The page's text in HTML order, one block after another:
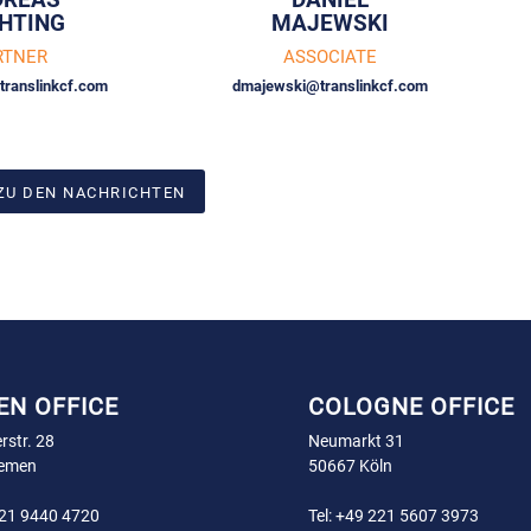
MAJEWSKI
ASSOCIATE
dmajewski@translinkcf.com
DEN NACHRICHTEN
OFFICE
28
9440 4720
COLOGNE OFFICE
Neumarkt 31
50667 Köln
Tel:+49 221 5607 3973